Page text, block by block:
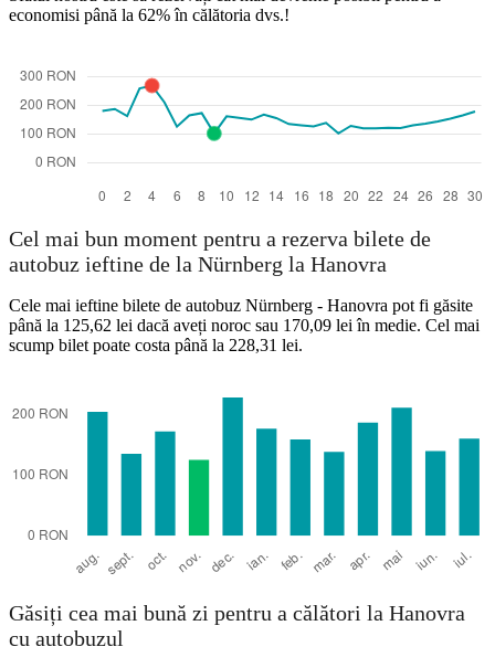
Nuremberg
economisi până la 62% în călătoria dvs.!
Cel mai bun moment pentru a rezerva bilete de
autobuz ieftine de la Nürnberg la Hanovra
Cele mai ieftine bilete de autobuz Nürnberg - Hanovra pot fi găsite
până la 125,62 lei dacă aveți noroc sau 170,09 lei în medie. Cel mai
scump bilet poate costa până la 228,31 lei.
Găsiți cea mai bună zi pentru a călători la Hanovra
cu autobuzul